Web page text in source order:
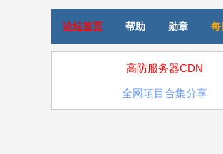
论坛首页 帮助 勋章 每
高防服务器CDN
全网項目合集分享